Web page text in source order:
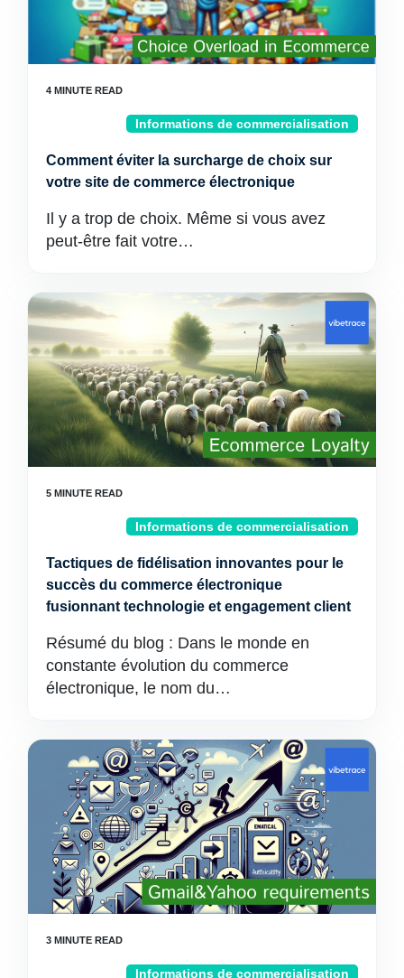
Informations de commercialisation
Comment éviter la surcharge de choix sur
votre site de commerce électronique
Il y a trop de choix. Même si vous avez
peut-être fait votre…
Informations de commercialisation
Tactiques de fidélisation innovantes pour le
succès du commerce électronique
fusionnant technologie et engagement client
Résumé du blog : Dans le monde en
constante évolution du commerce
électronique, le nom du…
Informations de commercialisation